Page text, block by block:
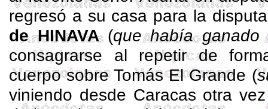
regresó a su casa para la
de HINAVA(que había ganado
consagrarse al repetir de
cuerpo sobre Tomás El Grande (
viniendo desde Caracas otra